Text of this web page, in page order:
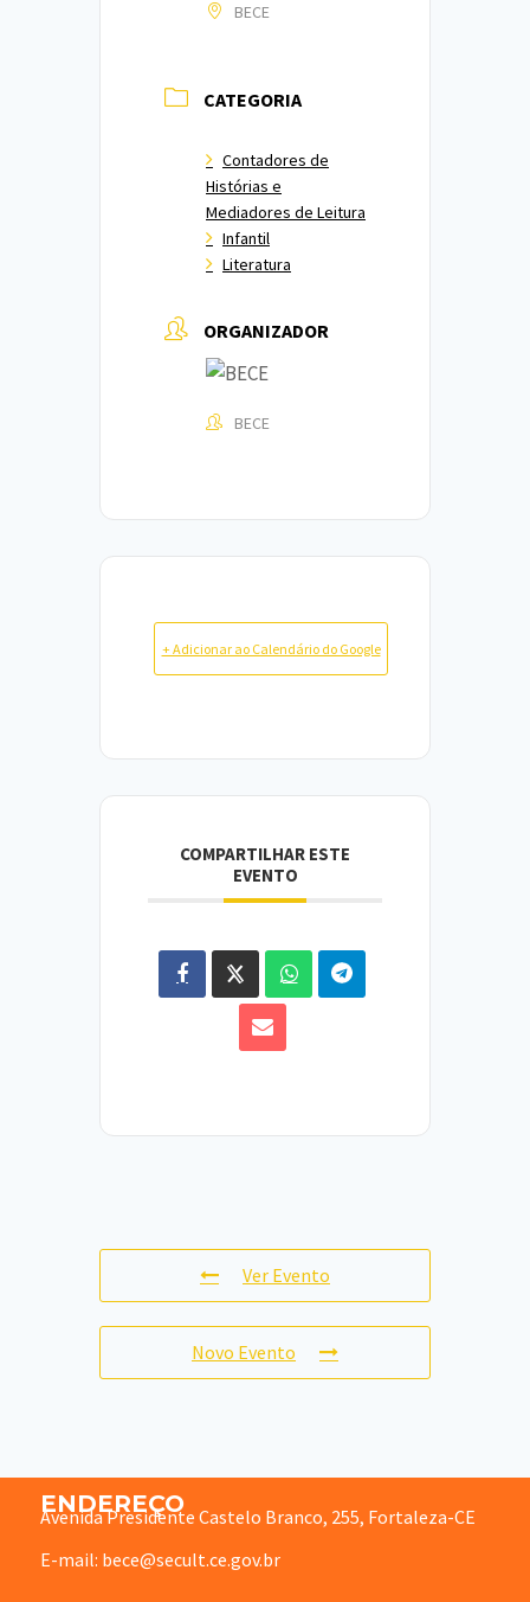
BECE
CATEGORIA
Contadores de
Histórias e
Mediadores de Leitura
Infantil
Literatura
ORGANIZADOR
BECE
+ Adicionar ao Calendário do Google
COMPARTILHAR ESTE
EVENTO
Ver Evento
Novo Evento
ENDEREÇO
Avenida Presidente Castelo Branco, 255, Fortaleza-CE
E-mail: bece@secult.ce.gov.br